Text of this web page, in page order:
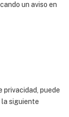
un aviso en
privacidad, puede
siguiente